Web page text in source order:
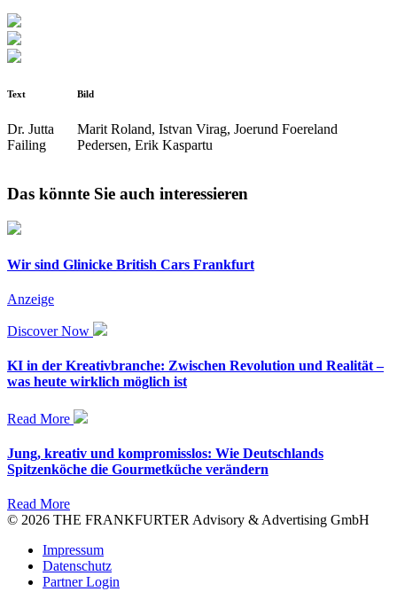
Text
Dr. Jutta
Failing
Bild
Marit Roland, Istvan Virag, Joerund Foereland
Pedersen, Erik Kaspartu
Das könnte Sie auch interessieren
Wir sind Glinicke British Cars Frankfurt
Anzeige
Discover Now
KI in der Kreativbranche: Zwischen Revolution und Realität –
was heute wirklich möglich ist
Read More
Jung, kreativ und kompromisslos: Wie Deutschlands
Spitzenköche die Gourmetküche verändern
Read More
© 2026 THE FRANKFURTER Advisory & Advertising GmbH
Impressum
Datenschutz
Partner Login